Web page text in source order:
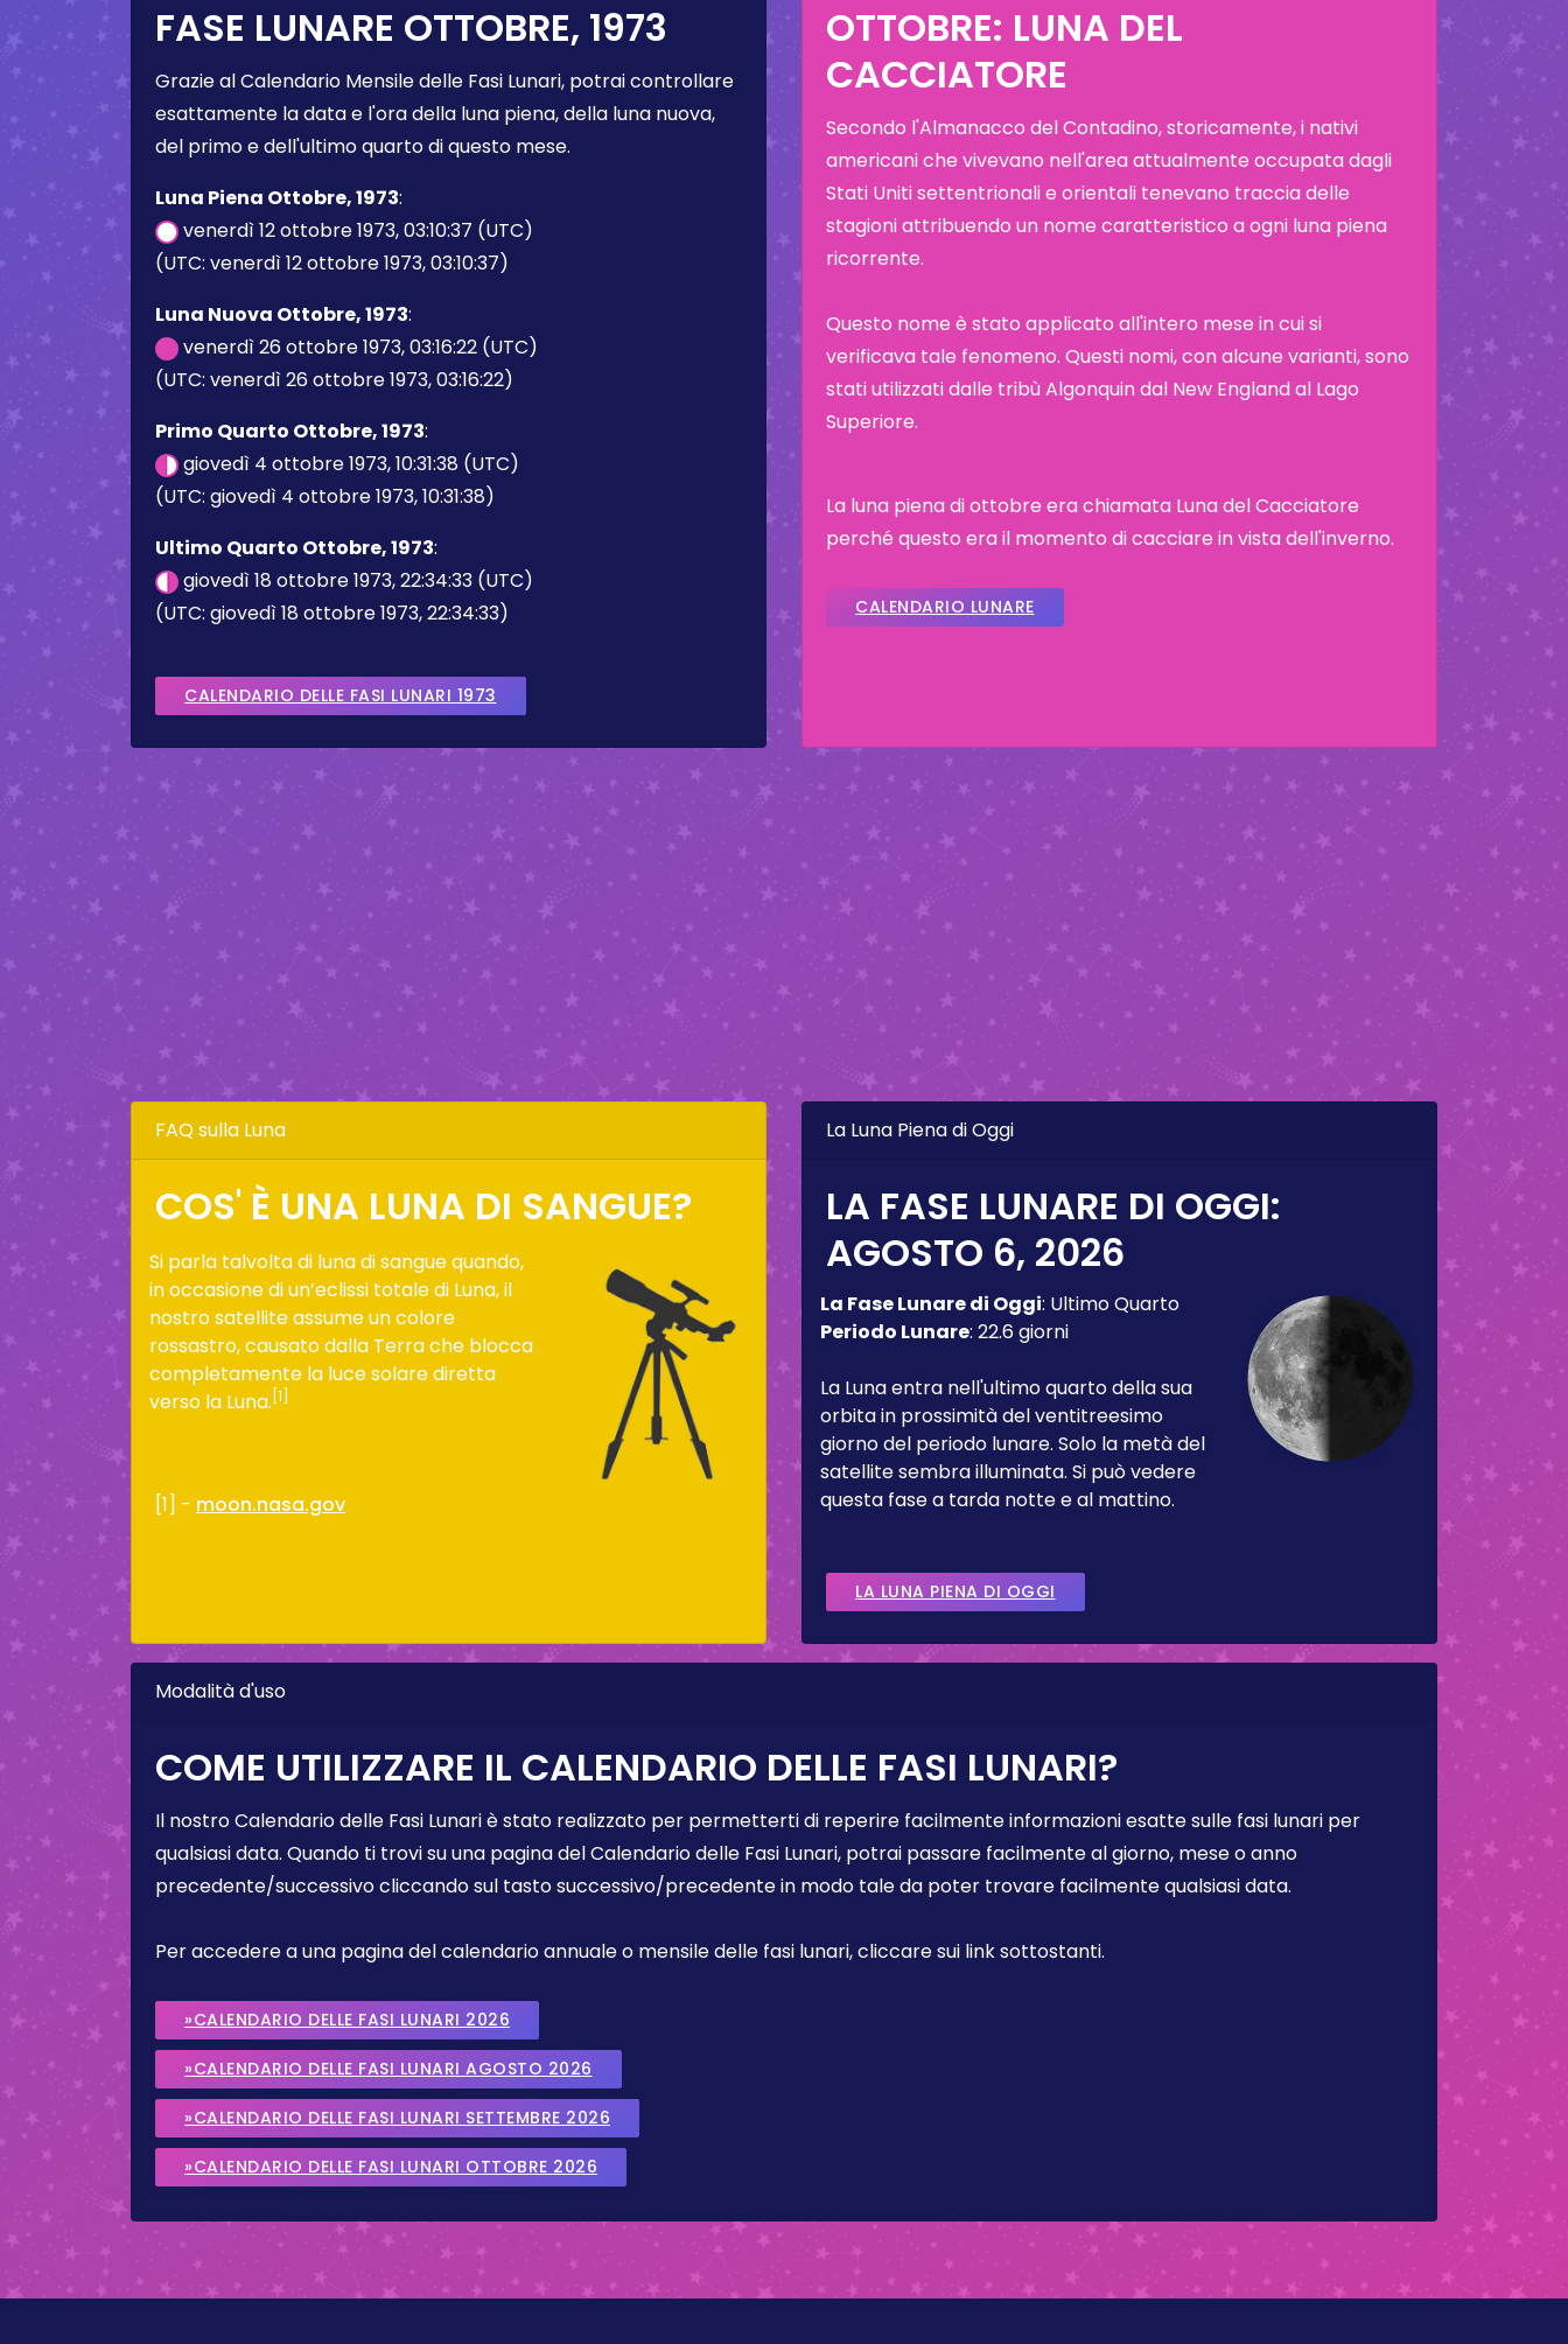
FASE LUNARE OTTOBRE, 1973
Grazie al Calendario Mensile delle Fasi Lunari, potrai controllare
esattamente la data e l'ora della luna piena, della luna nuova,
del primo e dell'ultimo quarto di questo mese.
Luna Piena Ottobre, 1973:
venerdì 12 ottobre 1973, 03:10:37 (UTC)
(UTC: venerdì 12 ottobre 1973, 03:10:37)
Luna Nuova Ottobre, 1973:
venerdì 26 ottobre 1973, 03:16:22 (UTC)
(UTC: venerdì 26 ottobre 1973, 03:16:22)
Primo Quarto Ottobre, 1973:
giovedì 4 ottobre 1973, 10:31:38 (UTC)
(UTC: giovedì 4 ottobre 1973, 10:31:38)
Ultimo Quarto Ottobre, 1973:
giovedì 18 ottobre 1973, 22:34:33 (UTC)
(UTC: giovedì 18 ottobre 1973, 22:34:33)
CALENDARIO DELLE FASI LUNARI 1973
OTTOBRE: LUNA DEL
CACCIATORE
Secondo l'Almanacco del Contadino, storicamente, i nativi
americani che vivevano nell'area attualmente occupata dagli
Stati Uniti settentrionali e orientali tenevano traccia delle
stagioni attribuendo un nome caratteristico a ogni luna piena
ricorrente.
Questo nome è stato applicato all'intero mese in cui si
verificava tale fenomeno. Questi nomi, con alcune varianti, sono
stati utilizzati dalle tribù Algonquin dal New England al Lago
Superiore.
La luna piena di ottobre era chiamata Luna del Cacciatore
perché questo era il momento di cacciare in vista dell'inverno.
CALENDARIO LUNARE
FAQ sulla Luna
COS' È UNA LUNA DI SANGUE?
Si parla talvolta di luna di sangue quando,
in occasione di un’eclissi totale di Luna, il
nostro satellite assume un colore
rossastro, causato dalla Terra che blocca
completamente la luce solare diretta
verso la Luna. [1]
[1] - moon.nasa.gov
La Luna Piena di Oggi
LA FASE LUNARE DI OGGI:
AGOSTO 6, 2026
La Fase Lunare di Oggi: Ultimo Quarto
Periodo Lunare: 22.6 giorni
La Luna entra nell'ultimo quarto della sua
orbita in prossimità del ventitreesimo
giorno del periodo lunare. Solo la metà del
satellite sembra illuminata. Si può vedere
questa fase a tarda notte e al mattino.
LA LUNA PIENA DI OGGI
Modalità d'uso
COME UTILIZZARE IL CALENDARIO DELLE FASI LUNARI?
Il nostro Calendario delle Fasi Lunari è stato realizzato per permetterti di reperire facilmente informazioni esatte sulle fasi lunari per
qualsiasi data. Quando ti trovi su una pagina del Calendario delle Fasi Lunari, potrai passare facilmente al giorno, mese o anno
precedente/successivo cliccando sul tasto successivo/precedente in modo tale da poter trovare facilmente qualsiasi data.
Per accedere a una pagina del calendario annuale o mensile delle fasi lunari, cliccare sui link sottostanti.
»CALENDARIO DELLE FASI LUNARI 2026
»CALENDARIO DELLE FASI LUNARI AGOSTO 2026
»CALENDARIO DELLE FASI LUNARI SETTEMBRE 2026
»CALENDARIO DELLE FASI LUNARI OTTOBRE 2026